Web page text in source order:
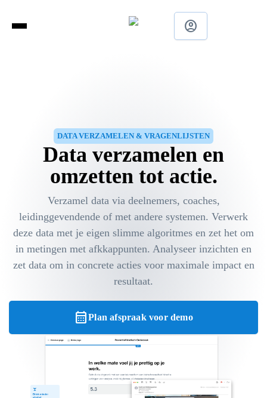
account_circle
DATA VERZAMELEN & VRAGENLIJSTEN
Data verzamelen en
omzetten tot actie.
Verzamel data via deelnemers, coaches,
leidinggevendende of met andere systemen. Verwerk
deze data met je eigen slimme algoritmes en zet het om
in metingen met afkkappunten. Analyseer inzichten en
zet data om in concrete acties voor maximale impact en
resultaat.
calendar_monthPlan afspraak voor demo